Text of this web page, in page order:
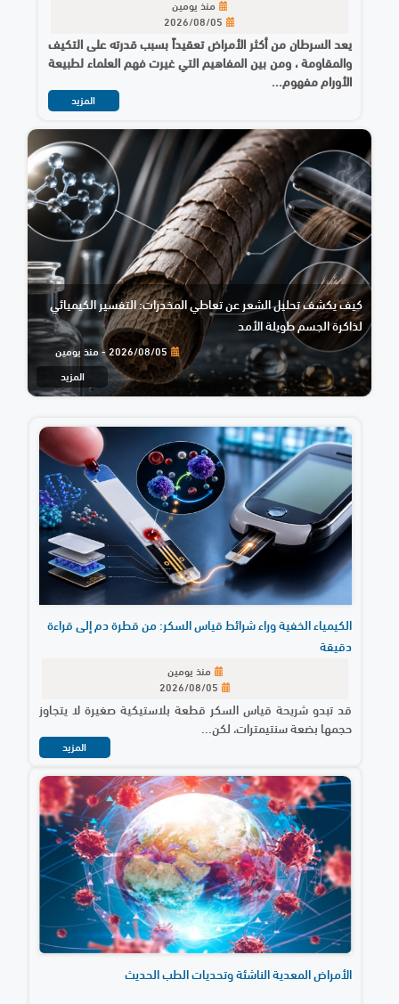
منذ يومين
يعد السرطان من أكثر الأمراض تعقيداً بسبب قدرته على التكيف
والمقاومة ، ومن بين المفاهيم التي غيرت فهم العلماء لطبيعة
الأورام مفهوم...
المزيد
كيف يكشف تحليل الشعر عن تعاطي المخدرات: التفسير الكيميائي
لذاكرة الجسم طويلة الأمد
2026/08/05 - منذ يومين
المزيد
الكيمياء الخفية وراء شرائط قياس السكر: من قطرة دم إلى قراءة
دقيقة
منذ يومين
قد تبدو شريحة قياس السكر قطعة بلاستيكية صغيرة لا يتجاوز
حجمها بضعة سنتيمترات، لكن...
المزيد
الأمراض المعدية الناشئة وتحديات الطب الحديث